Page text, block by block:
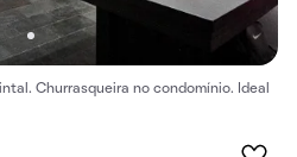
Churrasqueira no condomínio. Ideal